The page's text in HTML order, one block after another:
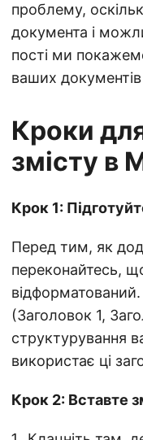
проблему,
документа і
пості ми
ваших
Кроки
змісту в
Крок 1:
Перед тим, як
переконайтесь,
(Заголовок 1,
структурування
використає ці
Крок 2: Вставте